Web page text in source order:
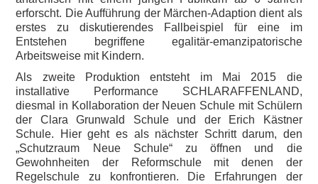
erforscht. Die Aufführung der Märchen-Adaption dient als
erstes zu diskutierendes Fallbeispiel für eine im
Entstehen begriffene egalitär-emanzipatorische
Arbeitsweise mit Kindern.
Als zweite Produktion entsteht im Mai 2015 die
installative Performance SCHLARAFFENLAND,
diesmal in Kollaboration der Neuen Schule mit Schülern
der Clara Grunwald Schule und der Erich Kästner
Schule. Hier geht es als nächster Schritt darum, den
„Schutzraum Neue Schule“ zu öffnen und die
Gewohnheiten der Reformschule mit denen der
Regelschule zu konfrontieren. Die Erfahrungen der